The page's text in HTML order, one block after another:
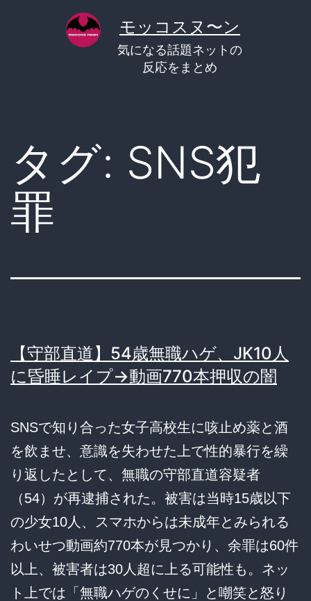
プ
モッコスヌ〜ン
気になる話題ネットの
反応をまとめ
タグ: SNS犯
罪
【守部直道】54歳無職ハゲ、JK10人
に昏睡レイプ→動画770本押収の闇
SNSで知り合った女子高校生に咳止め薬と酒
を飲ませ、意識を失わせた上で性的暴行を繰
り返したとして、無職の守部直道容疑者
（54）が再逮捕された。被害は当時15歳以下
の少女10人、スマホからは未成年とみられる
わいせつ動画約770本が見つかり、余罪は60件
以上、被害者は30人超に上る可能性も。ネッ
ト上では「無職ハゲのくせに」と嘲笑と怒り